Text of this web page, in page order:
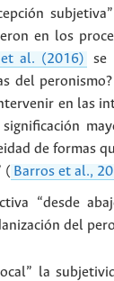
en los
et al. (2016)
se
del
en las
de formas
( Barros et al.,
“desde
del
la